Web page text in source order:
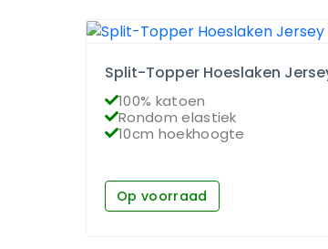
Split-Topper Hoeslaken
100% katoen
Rondom elastiek
10cm hoekhoogte
Op voorraad